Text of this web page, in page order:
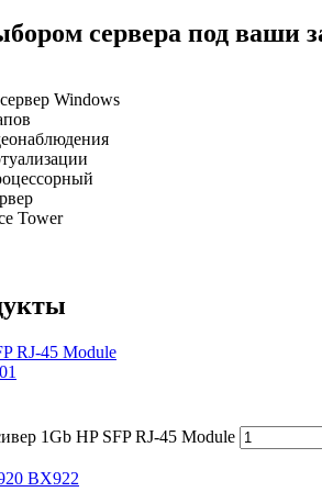
сервера под ваши
Windows
Tower
RJ-45 Module
1Gb HP SFP RJ-45 Module
BX922